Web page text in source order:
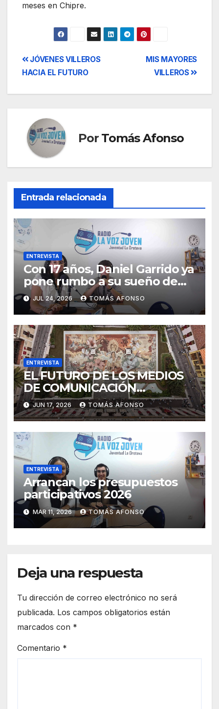
meses en Chipre.
Navegación
MIS MAYORES
VILLEROS
JÓVENES VILLEROS
HACIA EL FUTURO
Por Tomás Afonso
Entrada relacionada
ENTREVISTA
Con 17 años, Daniel Garrido ya
pone rumbo a su sueño de
ser piloto.
JUL 24, 2026 TOMÁS AFONSO
ENTREVISTA
EL FUTURO DE LOS MEDIOS
DE COMUNICACIÓN
PRESENTES EN LAS
ALFOMBRAS DE LA OCTAVA
DEL CORPUS CHRISTI 2026
DE LA OROTAVA.
JUN 17, 2026 TOMÁS AFONSO
ENTREVISTA
Arrancan los presupuestos
participativos 2026
MAR 11, 2026 TOMÁS AFONSO
Deja una respuesta
Tu dirección de correo electrónico no será
publicada. Los campos obligatorios están
marcados con *
Comentario *